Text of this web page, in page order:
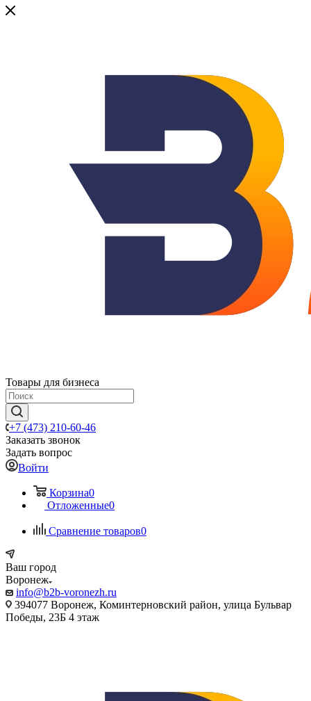
Товары для бизнеса
+7 (473) 210-60-46
Заказать звонок
Задать вопрос
Войти
Корзина0
Отложенные0
Сравнение товаров0
Ваш город
Воронеж
info@b2b-voronezh.ru
394077 Воронеж, Коминтерновский район, улица Бульвар
Победы, 23Б​ 4 этаж